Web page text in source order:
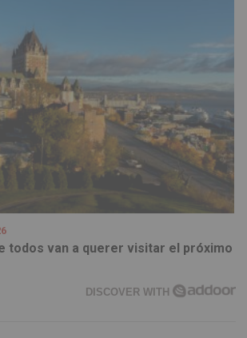
todos van a querer visitar el próximo
DISCOVER WITH